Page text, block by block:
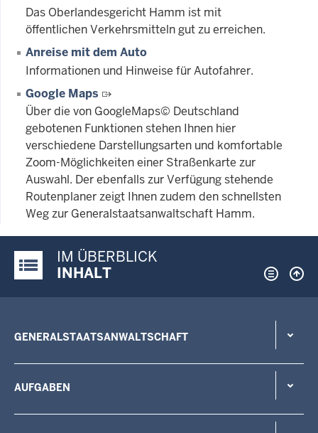
Das Oberlandesgericht Hamm ist mit
öffentlichen Verkehrsmitteln gut zu erreichen.
Anreise mit dem Auto
Informationen und Hinweise für Autofahrer.
Google Maps
Über die von GoogleMaps© Deutschland
gebotenen Funktionen stehen Ihnen hier
verschiedene Darstellungsarten und komfortable
Zoom-Möglichkeiten einer Straßenkarte zur
Auswahl. Der ebenfalls zur Verfügung stehende
Routenplaner zeigt Ihnen zudem den schnellsten
Weg zur Generalstaatsanwaltschaft Hamm.
Justiz-Portal im Überblick:
IM ÜBERBLICK
INHALT
GENERALSTAATSANWALTSCHAFT
AUFGABEN